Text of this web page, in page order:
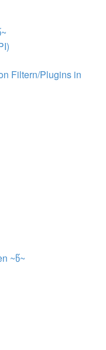
Filtern/Plugins in
~წ~